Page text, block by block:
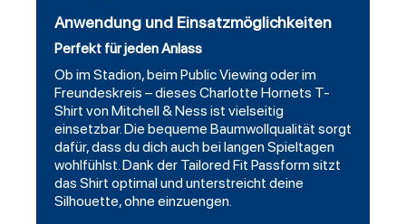
Anwendung und Einsatzmöglichkeiten
Perfekt für jeden Anlass
Ob im Stadion, beim Public Viewing oder im
Freundeskreis – dieses Charlotte Hornets T-
Shirt von Mitchell & Ness ist vielseitig
einsetzbar. Die bequeme Baumwollqualität sorgt
dafür, dass du dich auch bei langen Spieltagen
wohlfühlst. Dank der Tailored Fit Passform sitzt
das Shirt optimal und unterstreicht deine
Silhouette, ohne einzuengen.